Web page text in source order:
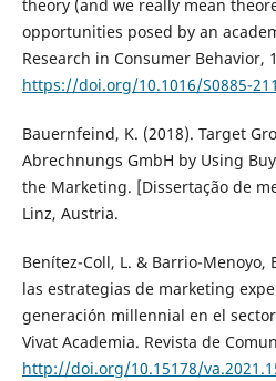
theory (and we really mean
opportunities posed by an
Research in Consumer Behavior,
https://doi.org/10.1016/S0885-
Bauernfeind, K. (2018). Target
Abrechnungs GmbH by Using
the Marketing. [Dissertação de
Linz, Austria.
Benítez-Coll, L. & Barrio-Menoyo,
las estrategias de marketing
generación millennial en el
Vivat Academia. Revista de
http://doi.org/10.15178/